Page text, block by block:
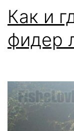
Как и
фидер